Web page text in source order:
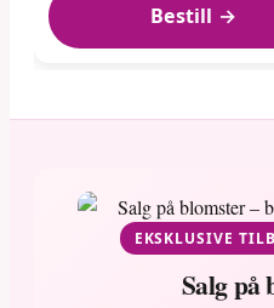
Bestill →
EKSKLUSIVE
Salg på